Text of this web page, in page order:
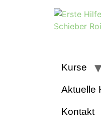
Kurse
Aktuelle
Kontakt